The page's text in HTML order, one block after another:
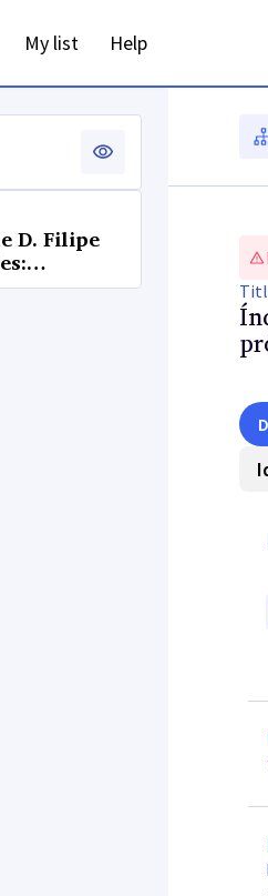
My list Help
D. Filipe